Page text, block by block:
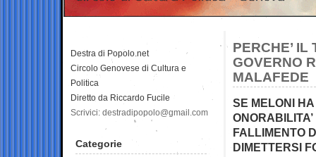
PERCHE’
GOVERNO
MALAFEDE
SE MELONI
FALLIMENTO
DIMETTERSI
Destra di Popolo.net
Circolo Genovese di Cultura e
Politica
Diretto da Riccardo Fucile
Scrivici: destradipopolo@gmail.com
Categorie